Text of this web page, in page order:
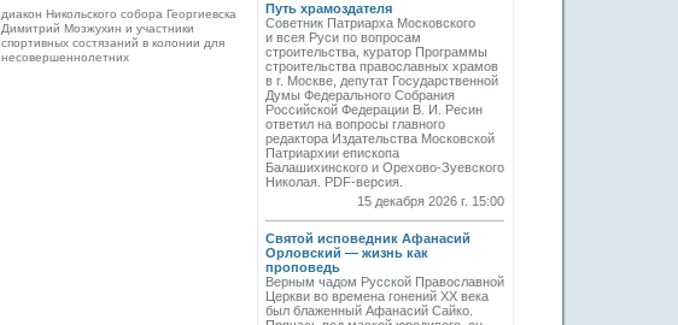
диакон Никольского собора Георгиевска
Димитрий Мозжухин и участники
спортивных состязаний в колонии для
несовершеннолетних
Путь храмоздателя
Советник Патриарха Московского
и всея Руси по вопросам
строительства, куратор Программы
строительства православных храмов
в г. Москве, депутат Государственной
Думы Федерального Собрания
Российской Федерации В. И. Ресин
ответил на вопросы главного
редактора Издательства Московской
Патриархии епископа
Балашихинского и Орехово-Зуевского
Николая. PDF-версия.
15 декабря 2026 г. 15:00
Святой исповедник Афанасий
Орловский — жизнь как
проповедь
Верным чадом Русской Православной
Церкви во времена гонений XX века
был блаженный Афанасий Сайко.